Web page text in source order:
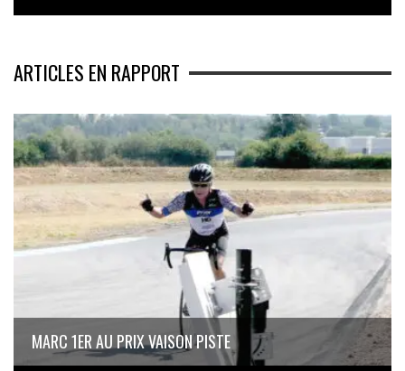
ARTICLES EN RAPPORT
MARC 1ER AU PRIX VAISON PISTE